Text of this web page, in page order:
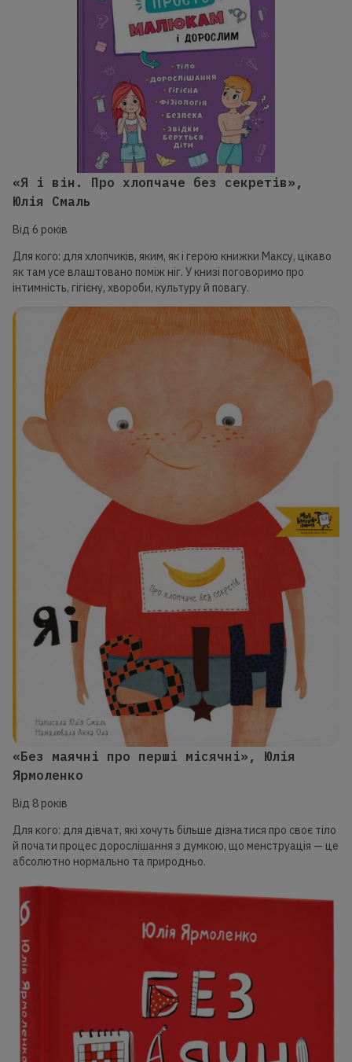
«Я і він. Про хлопчаче без секретів»,
Юлія Смаль
Від 6 років
Для кого: для хлопчиків, яким, як і герою книжки Максу, цікаво
як там усе влаштовано поміж ніг. У книзі поговоримо про
інтимність, гігієну, хвороби, культуру й повагу.
«Без маячні про перші місячні», Юлія
Ярмоленко
Від 8 років
Для кого: для дівчат, які хочуть більше дізнатися про своє тіло
й почати процес дорослішання з думкою, що менструація — це
абсолютно нормально та природньо.